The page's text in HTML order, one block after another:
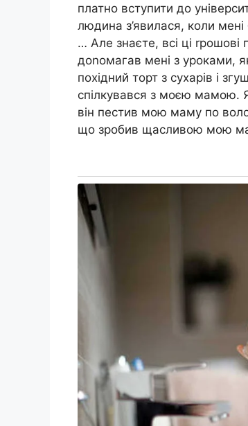
платно вступити до
людина з’явилася, коли
… Але знаєте, всі ці
доnомагав мені з уроками,
похідний торт з сухарів і
спілкувався з моєю мамою.
він пестив мою маму по
що зробив щасливою мою